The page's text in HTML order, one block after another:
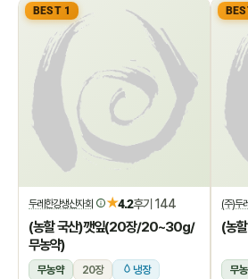
BEST 1
두레한강생산자회 ★4.2후기 144
(농할 국산)깻잎(20장/20~30g/
무농약)
무농약 20장 냉장
(주)두
(농
무